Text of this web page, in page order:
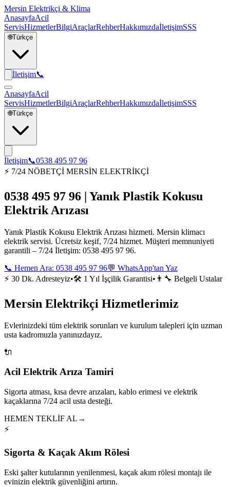
Mersin Elektrikçi & Klima
AnasayfaAcil
ServisHizmetlerBilgiAraçlarRehberHakkımızdaİletişimSSS
🌐Türkçe
İletişim📞
AnasayfaAcil
ServisHizmetlerBilgiAraçlarRehberHakkımızdaİletişimSSS
🌐Türkçe
İletişim📞0538 495 97 96
⚡ 7/24 NÖBETÇİ MERSİN ELEKTRİKÇİ
0538 495 97 96 | Yanık Plastik Kokusu
Elektrik Arızası
Yanık Plastik Kokusu Elektrik Arızası hizmeti. Mersin klimacı
elektrik servisi. Ücretsiz keşif, 7/24 hizmet. Müşteri memnuniyeti
garantili – 7/24 İletişim: 0538 495 97 96.
📞 Hemen Ara: 0538 495 97 96💬 WhatsApp'tan Yaz
⚡ 30 Dk. Adresteyiz•🛠️ 1 Yıl İşçilik Garantisi• 👨‍🔧 Belgeli Ustalar
Mersin Elektrikçi Hizmetlerimiz
Evlerinizdeki tüm elektrik sorunları ve kurulum talepleri için uzman
usta kadromuzla yanınızdayız.
🔌
Acil Elektrik Arıza Tamiri
Sigorta atması, kısa devre arızaları, kablo erimesi ve elektrik
kaçaklarına 7/24 acil usta desteği.
HEMEN TEKLİF AL →
⚡
Sigorta & Kaçak Akım Rölesi
Eski şalter kutularının yenilenmesi, kaçak akım rölesi montajı ile
evinizin elektrik güvenliğini artırın.